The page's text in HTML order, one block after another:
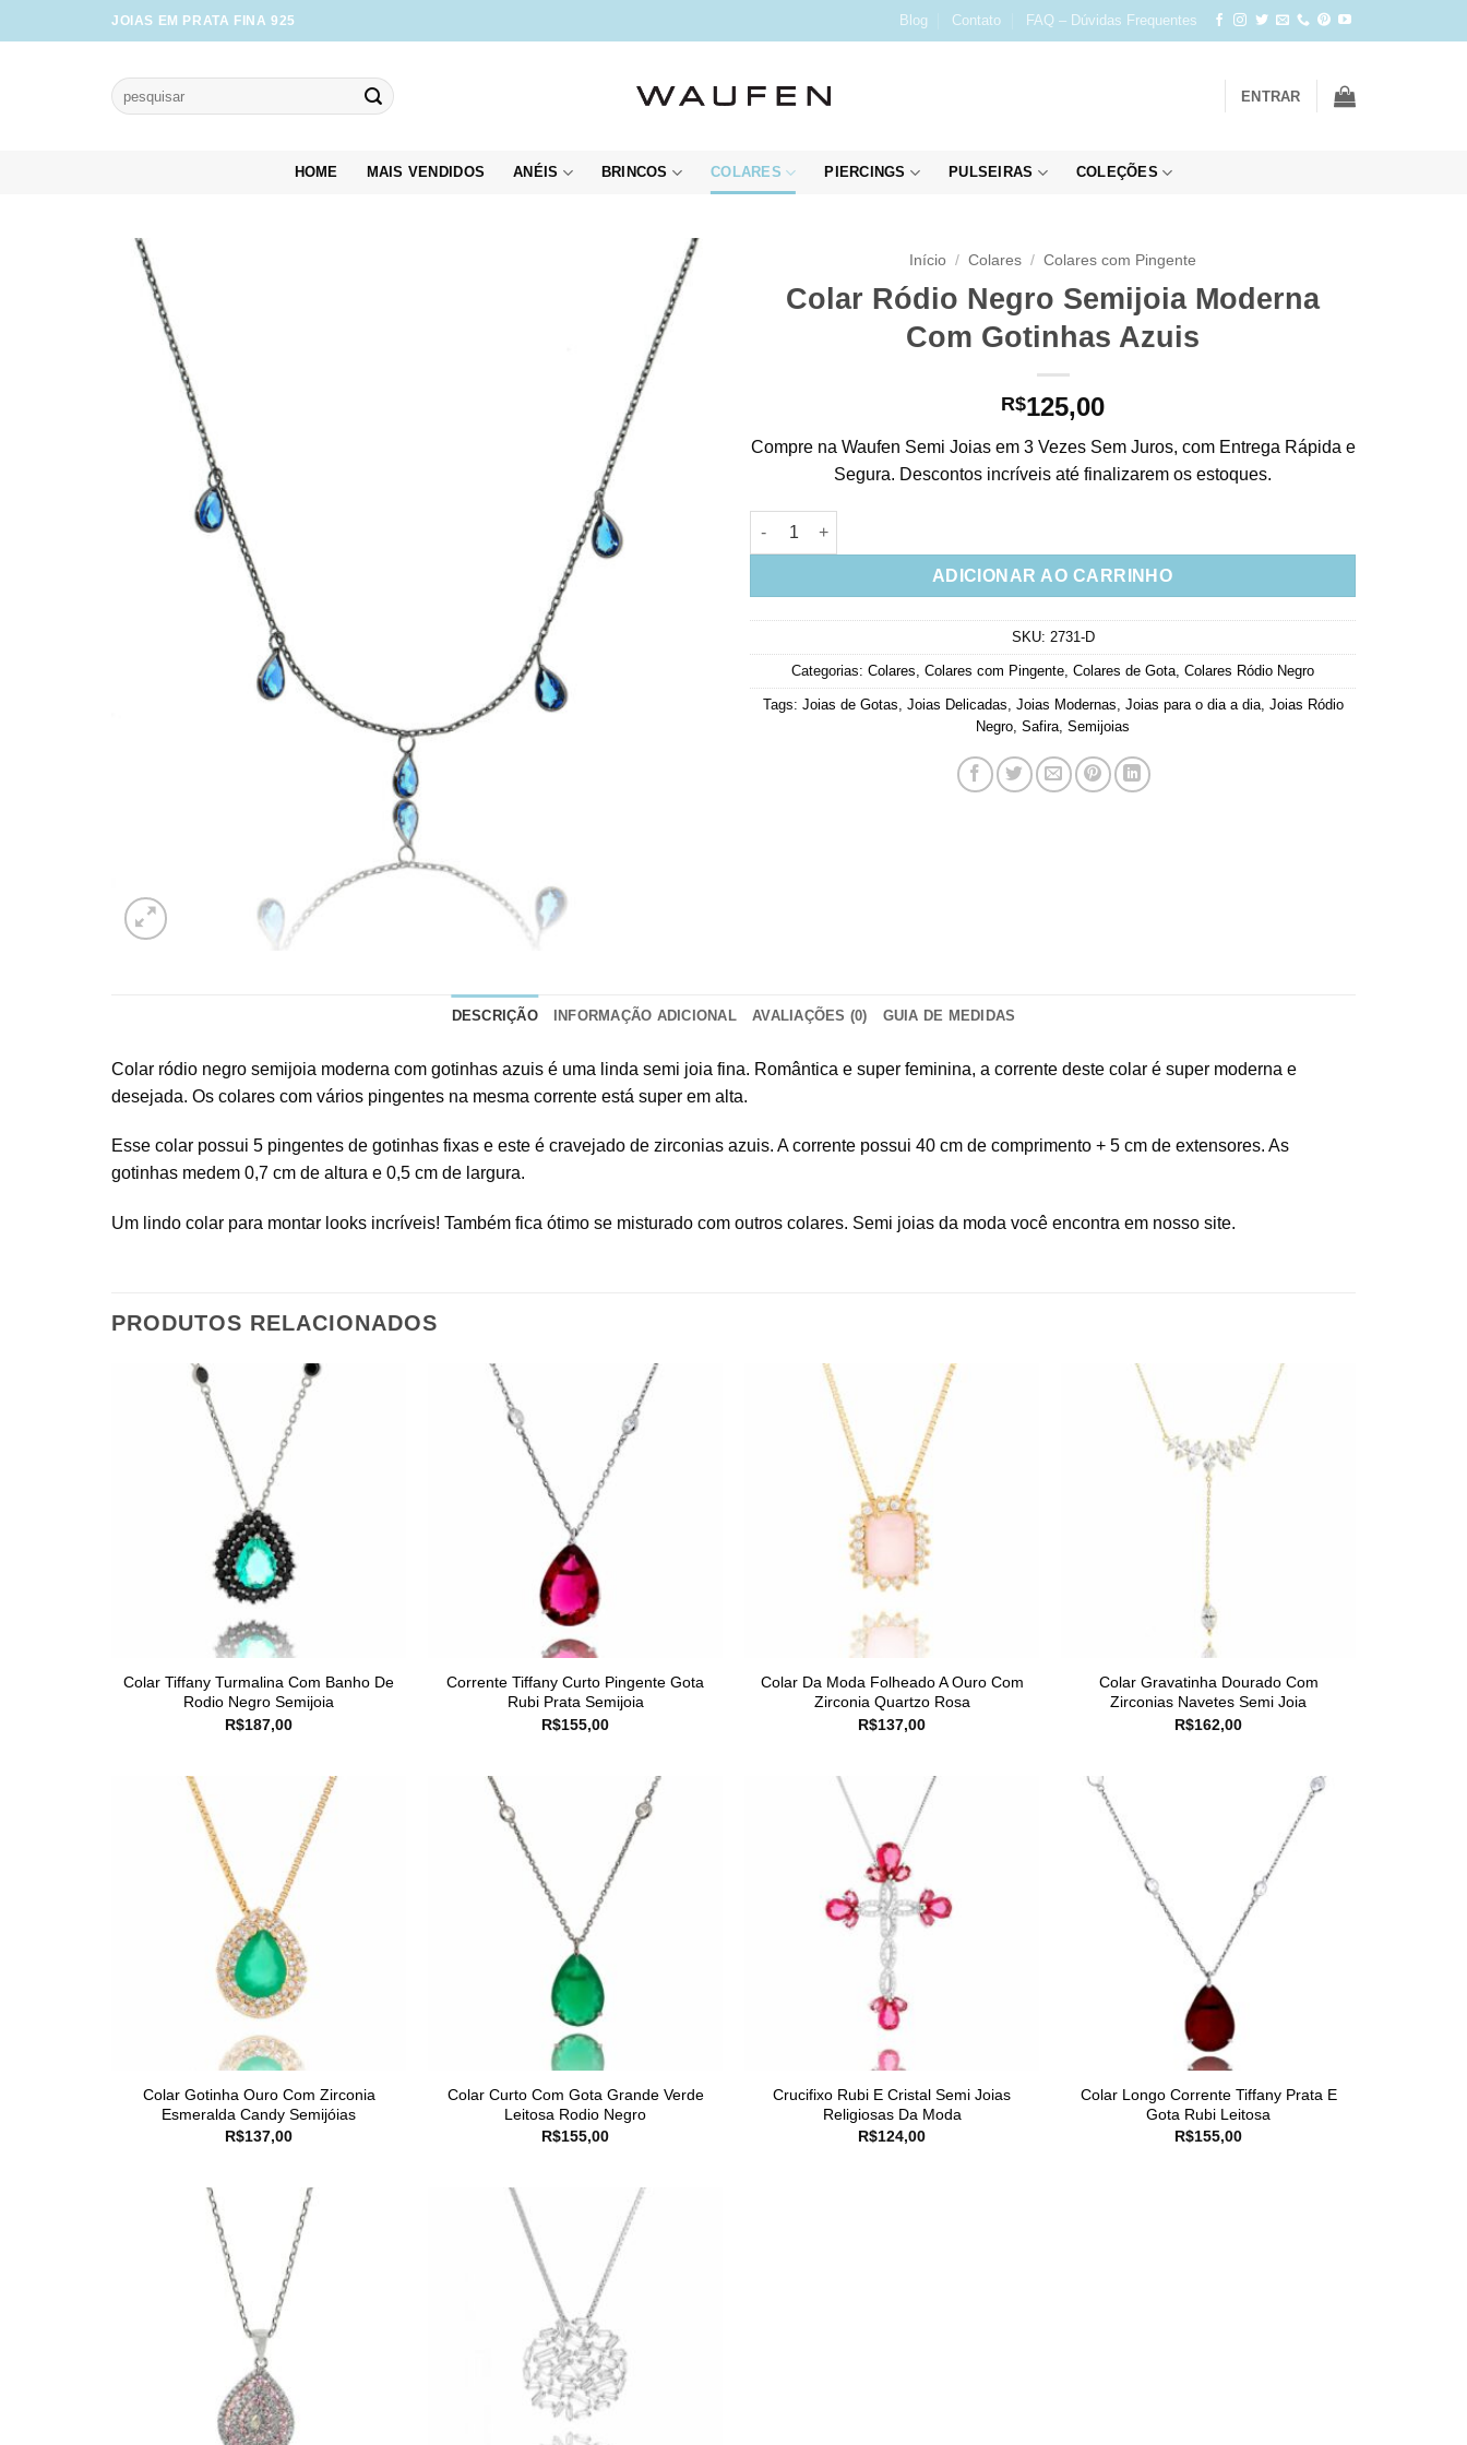
to
JOIAS EM PRATA FINA 925 Blog Contato FAQ – Dúvidas Frequentes
Pesquisar
por:
ENTRAR
HOME MAIS VENDIDOS ANÉIS BRINCOS COLARES PIERCINGS PULSEIRAS COLEÇÕES
Início / Colares / Colares com Pingente
Colar Ródio Negro Semijoia Moderna
Com Gotinhas Azuis
R$125,00
Compre na Waufen Semi Joias em 3 Vezes Sem Juros, com Entrega Rápida e
Segura. Descontos incríveis até finalizarem os estoques.
Colar Ródio Negro Semijoia Moderna Com Gotinhas Azuis quantidade
ADICIONAR AO CARRINHO
SKU: 2731-D
Categorias: Colares Colares com Pingente Colares de Gota Colares Ródio Negro
Tags: Joias de Gotas Joias Delicadas Joias Modernas Joias para o dia a dia, Joias Ródio
Negro Safira Semijoias
DESCRIÇÃO INFORMAÇÃO ADICIONAL AVALIAÇÕES (0) GUIA DE MEDIDAS
Colar ródio negro semijoia moderna com gotinhas azuis é uma linda semi joia fina. Romântica e super feminina, a corrente deste colar é super moderna e
desejada. Os colares com vários pingentes na mesma corrente está super em alta.
Esse colar possui 5 pingentes de gotinhas fixas e este é cravejado de zirconias azuis. A corrente possui 40 cm de comprimento + 5 cm de extensores. As
gotinhas medem 0,7 cm de altura e 0,5 cm de largura.
Um lindo colar para montar looks incríveis! Também fica ótimo se misturado com outros colares. Semi joias da moda você encontra em nosso site.
PRODUTOS RELACIONADOS
Colar Tiffany Turmalina Com Banho De
Rodio Negro Semijoia
R$187,00
Corrente Tiffany Curto Pingente Gota
Rubi Prata Semijoia
R$155,00
Colar Da Moda Folheado A Ouro Com
Zirconia Quartzo Rosa
R$137,00
Colar Gravatinha Dourado Com
Zirconias Navetes Semi Joia
R$162,00
Colar Gotinha Ouro Com Zirconia
Esmeralda Candy Semijóias
R$137,00
Colar Curto Com Gota Grande Verde
Leitosa Rodio Negro
R$155,00
Crucifixo Rubi E Cristal Semi Joias
Religiosas Da Moda
R$124,00
Colar Longo Corrente Tiffany Prata E
Gota Rubi Leitosa
R$155,00